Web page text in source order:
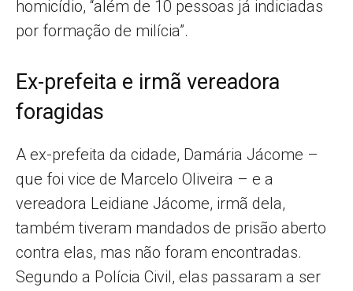
homicídio, “além de 10 pessoas já indiciadas
por formação de milícia”.
Ex-prefeita e irmã vereadora
foragidas
A ex-prefeita da cidade, Damária Jácome –
que foi vice de Marcelo Oliveira – e a
vereadora Leidiane Jácome, irmã dela,
também tiveram mandados de prisão aberto
contra elas, mas não foram encontradas.
Segundo a Polícia Civil, elas passaram a ser